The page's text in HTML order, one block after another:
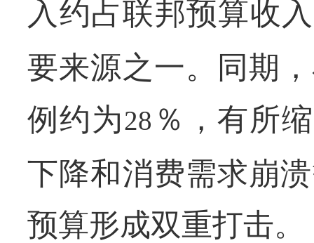
入约占联邦预算收
要来源之一。同期
例约为28 ％，有所
下降和消费需求崩
预算形成双重打击。